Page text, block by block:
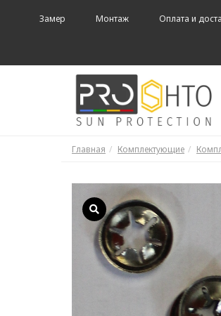
Замер Монтаж Оплата и
Главная Комплектующие